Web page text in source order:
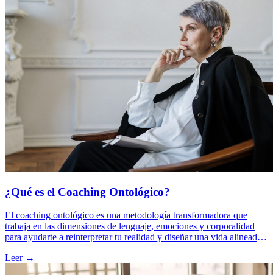
¿Qué es el Coaching Ontológico?
El coaching ontológico es una metodología transformadora que
trabaja en las dimensiones de lenguaje, emociones y corporalidad
para ayudarte a reinterpretar tu realidad y diseñar una vida alineada
quién eres mientras lo haces.
Leer →